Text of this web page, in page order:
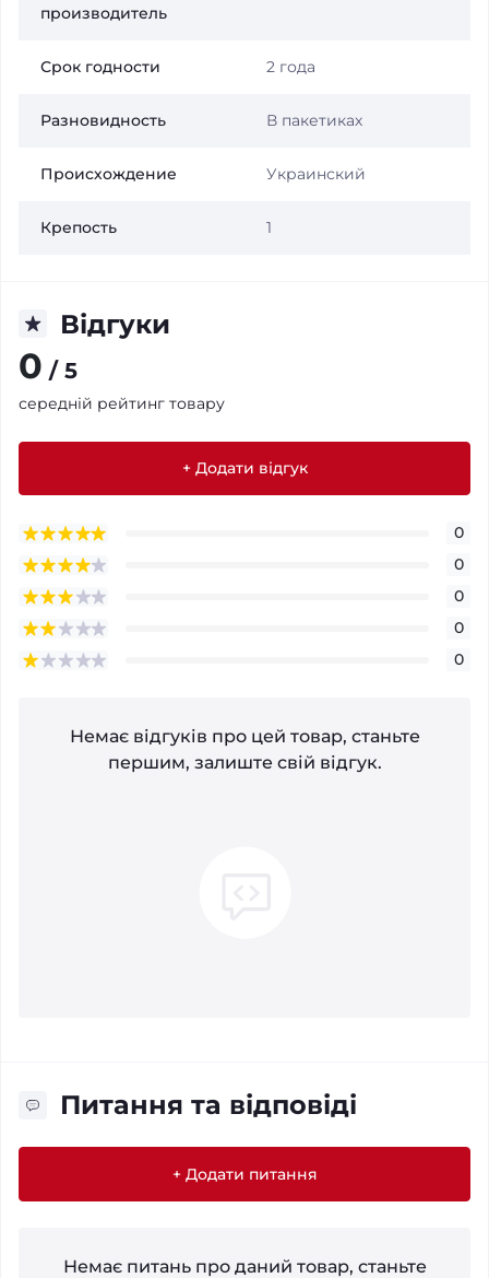
производитель
Срок годности 2 года
Разновидность В пакетиках
Происхождение Украинский
Крепость 1
Відгуки
0 / 5
середній рейтинг товару
+ Додати відгук
0
0
0
0
0
Немає відгуків про цей товар, станьте
першим, залиште свій відгук.
Питання та відповіді
+ Додати питання
Немає питань про даний товар, станьте